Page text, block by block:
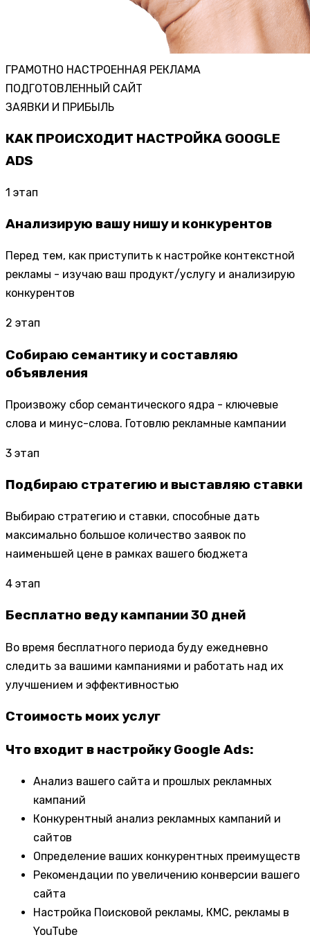
ГРАМОТНО НАСТРОЕННАЯ РЕКЛАМА
ПОДГОТОВЛЕННЫЙ САЙТ
ЗАЯВКИ И ПРИБЫЛЬ
КАК ПРОИСХОДИТ НАСТРОЙКА GOOGLE
ADS
1 этап
Анализирую вашу нишу и конкурентов
Перед тем, как приступить к настройке контекстной
рекламы - изучаю ваш продукт/услугу и анализирую
конкурентов
2 этап
Собираю семантику и составляю
объявления
Произвожу сбор семантического ядра - ключевые
слова и минус-слова. Готовлю рекламные кампании
3 этап
Подбираю стратегию и выставляю ставки
Выбираю стратегию и ставки, способные дать
максимально большое количество заявок по
наименьшей цене в рамках вашего бюджета
4 этап
Бесплатно веду кампании 30 дней
Во время бесплатного периода буду ежедневно
следить за вашими кампаниями и работать над их
улучшением и эффективностью
Стоимость моих услуг
Что входит в настройку Google Ads:
Анализ вашего сайта и прошлых рекламных
кампаний
Конкурентный анализ рекламных кампаний и
сайтов
Определение ваших конкурентных преимуществ
Рекомендации по увеличению конверсии вашего
сайта
Настройка Поисковой рекламы, КМС, рекламы в
YouTube